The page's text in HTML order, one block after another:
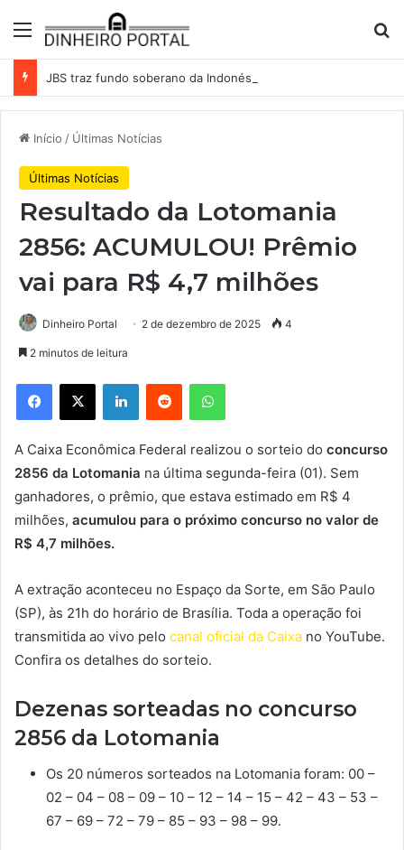
Menu
Início / Últimas Notícias
Últimas Notícias
Resultado da Lotomania
2856: ACUMULOU! Prêmio
vai para R$ 4,7 milhões
Dinheiro Portal 2 de dezembro de 2025 4
2 minutos de leitura
Facebook
X LinkedinReddit WhatsApp
A Caixa Econômica Federal realizou o sorteio do concurso
2856 da Lotomania na última segunda-feira (01). Sem
ganhadores, o prêmio, que estava estimado em R$ 4
milhões, acumulou para o próximo concurso no valor de
R$ 4,7 milhões.
A extração aconteceu no Espaço da Sorte, em São Paulo
(SP), às 21h do horário de Brasília. Toda a operação foi
transmitida ao vivo pelo canal oficial da Caixa no YouTube.
Confira os detalhes do sorteio.
Dezenas sorteadas no concurso
2856 da Lotomania
Os 20 números sorteados na Lotomania foram: 00 –
02 – 04 – 08 – 09 – 10 – 12 – 14 – 15 – 42 – 43 – 53 –
67 – 69 – 72 – 79 – 85 – 93 – 98 – 99.